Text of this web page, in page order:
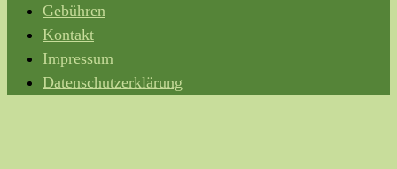
Gebühren
Kontakt
Impressum
Datenschutzerklärung